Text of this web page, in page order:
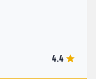
4.4